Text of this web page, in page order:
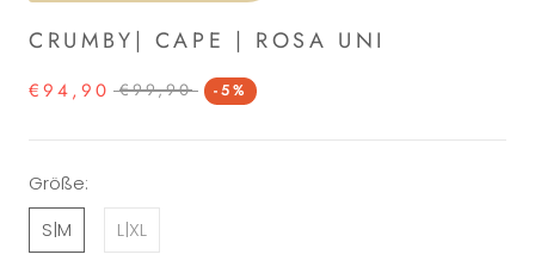
CRUMBY| CAPE | ROSA UNI
€94,90 €99,90 -5%
Größe:
S|M
L|XL